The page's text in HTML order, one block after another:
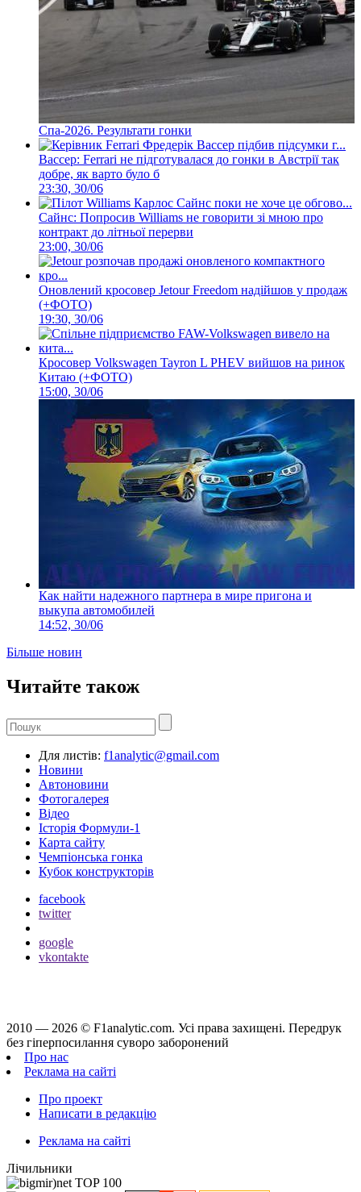
Спа-2026. Результати гонки
Вассер: Ferrari не підготувалася до гонки в Австрії так
добре, як варто було б
23:30, 30/06
Сайнс: Попросив Williams не говорити зі мною про
контракт до літньої перерви
23:00, 30/06
Оновлений кросовер Jetour Freedom надійшов у продаж
(+ФОТО)
19:30, 30/06
Кросовер Volkswagen Tayron L PHEV вийшов на ринок
Китаю (+ФОТО)
15:00, 30/06
Как найти надежного партнера в мире пригона и
выкупа автомобилей
14:52, 30/06
Більше новин
Читайте також
Для листів: f1analytic@gmail.com
Новини
Автоновини
Фотогалерея
Відео
Історія Формули-1
Карта сайту
Чемпіонська гонка
Кубок конструкторів
facebook
twitter
google
vkontakte
2010 — 2026 © F1analytic.com. Усi права захищенi. Передрук
без гіперпосилання суворо заборонений
Про нас
Реклама на сайті
Про проект
Написати в редакцію
Реклама на сайті
Лічильники